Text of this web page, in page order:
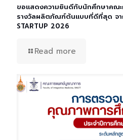
ขอแสดงความยินดีกับนักศึกษาคณ
รางวัลผลิตภัณฑ์ต้นแบบที่ดีที่สุด จา
STARTUP 2026
Read more